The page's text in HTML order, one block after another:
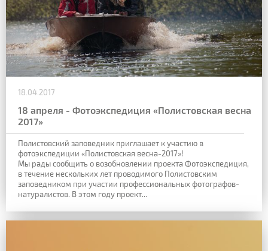
18.04.2017
18 апреля - Фотоэкспедиция «Полистовская весна
2017»
Полистовский заповедник приглашает к участию в
фотоэкспедиции «Полистовская весна-2017»!
Мы рады сообщить о возобновлении проекта Фотоэкспедиция,
в течение нескольких лет проводимого Полистовским
заповедником при участии профессиональных фотографов-
натуралистов. В этом году проект...